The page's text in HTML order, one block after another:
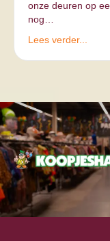
onze deuren op
nog…
Lees verder...